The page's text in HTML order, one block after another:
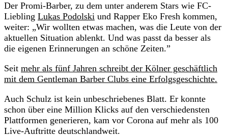
Der Promi-Barber, zu dem unter anderem Stars wie FC-
Liebling Lukas Podolski und Rapper Eko Fresh kommen,
weiter: „Wir wollten etwas machen, was die Leute von der
aktuellen Situation ablenkt. Und was passt da besser als
die eigenen Erinnerungen an schöne Zeiten.”
Seit mehr als fünf Jahren schreibt der Kölner geschäftlich
mit dem Gentleman Barber Clubs eine Erfolgsgeschichte.
Auch Schulz ist kein unbeschriebenes Blatt. Er konnte
schon über eine Million Klicks auf den verschiedensten
Plattformen generieren, kam vor Corona auf mehr als 100
Live-Auftritte deutschlandweit.